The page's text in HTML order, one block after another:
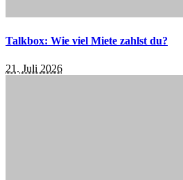
Talkbox: Wie viel Miete zahlst du?
21. Juli 2026